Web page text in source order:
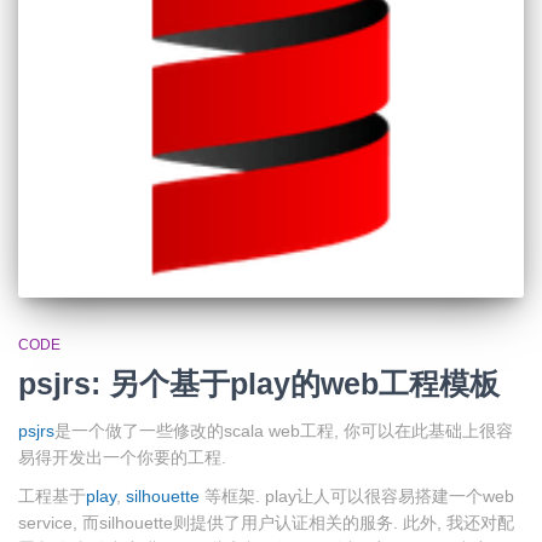
CODE
psjrs: 另个基于play的web工程模板
psjrs是一个做了一些修改的scala web工程, 你可以在此基础上很容
易得开发出一个你要的工程.
工程基于play, silhouette 等框架. play让人可以很容易搭建一个web
service, 而silhouette则提供了用户认证相关的服务. 此外, 我还对配